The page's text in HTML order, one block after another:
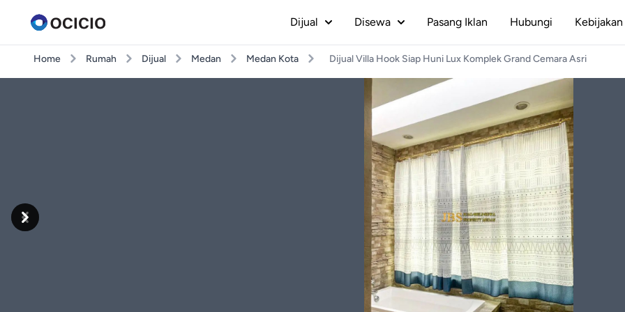
Dijual Disewa Pasang Iklan Hubungi
Home Rumah Dijual Medan Medan Kota Dijual Villa Hook Siap Huni Lux Komplek Grand Cemara Asri
Previous
Next